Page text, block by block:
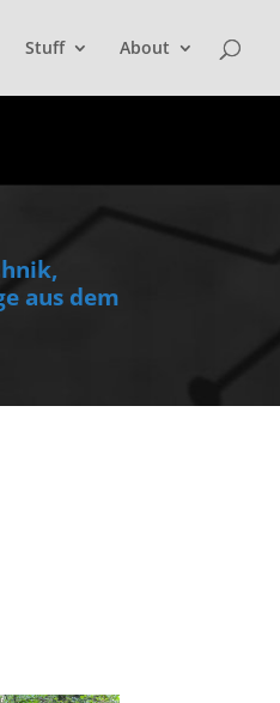
Stuff About
aus dem